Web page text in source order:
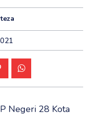
Negeri 28 Kota